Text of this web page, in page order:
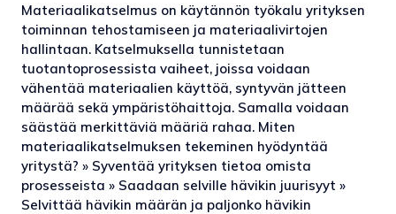
Materiaalikatselmus on käytännön työkalu yrityksen
toiminnan tehostamiseen ja materiaalivirtojen
hallintaan. Katselmuksella tunnistetaan
tuotantoprosessista vaiheet, joissa voidaan
vähentää materiaalien käyttöä, syntyvän jätteen
määrää sekä ympäristöhaittoja. Samalla voidaan
säästää merkittäviä määriä rahaa. Miten
materiaalikatselmuksen tekeminen hyödyntää
yritystä? » Syventää yrityksen tietoa omista
prosesseista » Saadaan selville hävikin juurisyyt »
Selvittää hävikin määrän ja paljonko hävikin